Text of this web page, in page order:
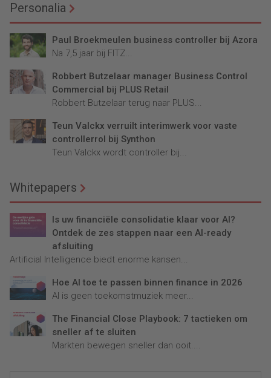
Personalia
Paul Broekmeulen business controller bij Azora
Na 7,5 jaar bij FITZ...
Robbert Butzelaar manager Business Control
Commercial bij PLUS Retail
Robbert Butzelaar terug naar PLUS...
Teun Valckx verruilt interimwerk voor vaste
controllerrol bij Synthon
Teun Valckx wordt controller bij...
Whitepapers
Is uw financiële consolidatie klaar voor AI?
Ontdek de zes stappen naar een AI-ready
afsluiting
Artificial Intelligence biedt enorme kansen...
Hoe AI toe te passen binnen finance in 2026
AI is geen toekomstmuziek meer...
The Financial Close Playbook: 7 tactieken om
sneller af te sluiten
Markten bewegen sneller dan ooit....